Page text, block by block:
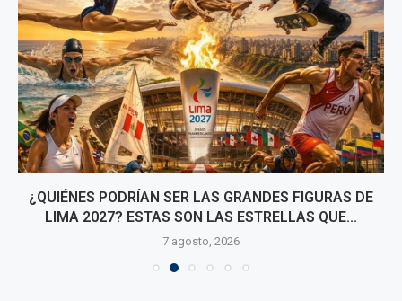
¿QUIÉNES PODRÍAN SER LAS GRANDES FIGURAS DE
LIMA 2027? ESTAS SON LAS ESTRELLAS QUE...
7 agosto, 2026